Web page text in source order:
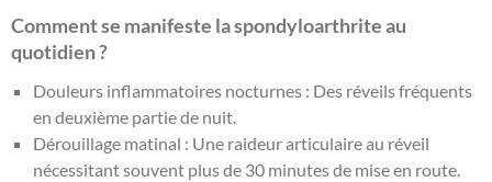
Comment se manifeste la spondyloarthrite au
quotidien ?
Douleurs inflammatoires nocturnes : Des réveils fréquents
en deuxième partie de nuit.
Dérouillage matinal : Une raideur articulaire au réveil
nécessitant souvent plus de 30 minutes de mise en route.